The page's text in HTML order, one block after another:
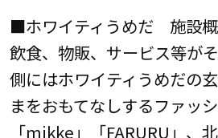
■ホワイティうめだ 施設
飲食、物販、サービス等が
側にはホワイティうめだの
まをおもてなしするファッ
「mikke」「FARURU」、